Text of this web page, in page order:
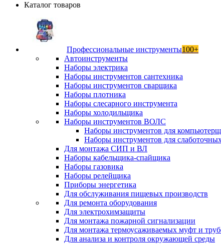
Каталог товаров
Профессиональные инструменты100+
Автоинструменты
Наборы электрика
Наборы инструментов сантехника
Наборы инструментов сварщика
Наборы плотника
Наборы слесарного инструмента
Наборы холодильщика
Наборы инструментов ВОЛС
Наборы инструментов для
Наборы инструментов для
Для монтажа СИП и ВЛ
Наборы кабельщика-спайщика
Наборы газовика
Наборы релейщика
Приборы энергетика
Для обслуживания пищевых производств
Для ремонта оборудования
Для электрохимзащиты
Для монтажа пожарной сигнализации
Для монтажа термоусаживаемых муфт и
Для анализа и контроля окружающей среды